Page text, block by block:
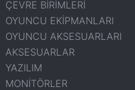
ÇEVRE BİRİMLERİ
OYUNCU EKİPMANLARI
OYUNCU AKSESUARLARI
AKSESUARLAR
YAZILIM
MONİTÖRLER